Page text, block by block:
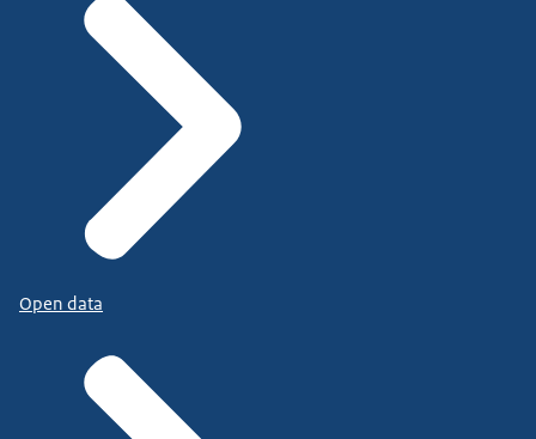
Open data